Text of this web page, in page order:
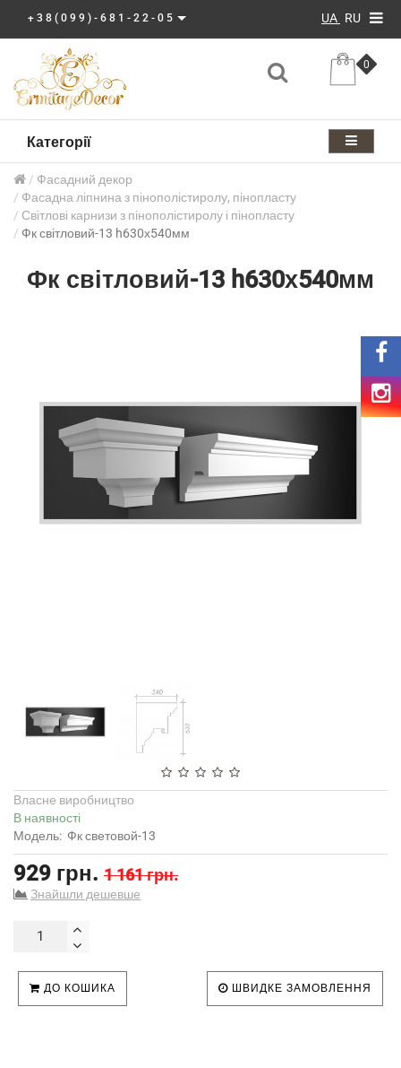
+38(099)-681-22-05 UA RU
0
Категорії
Фасадний декор
Фасадна ліпнина з пінополістиролу, пінопласту
Світлові карнизи з пінополістиролу і пінопласту
Фк світловий-13 h630х540мм
Фк світловий-13 h630х540мм
Власне виробництво
В наявності
Модель: Фк световой-13
929 грн. 1 161 грн.
Знайшли дешевше
ДО КОШИКА ШВИДКЕ ЗАМОВЛЕННЯ